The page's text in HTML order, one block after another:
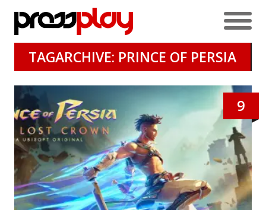
TAGARCHIVE: PRINCE OF PERSIA
9